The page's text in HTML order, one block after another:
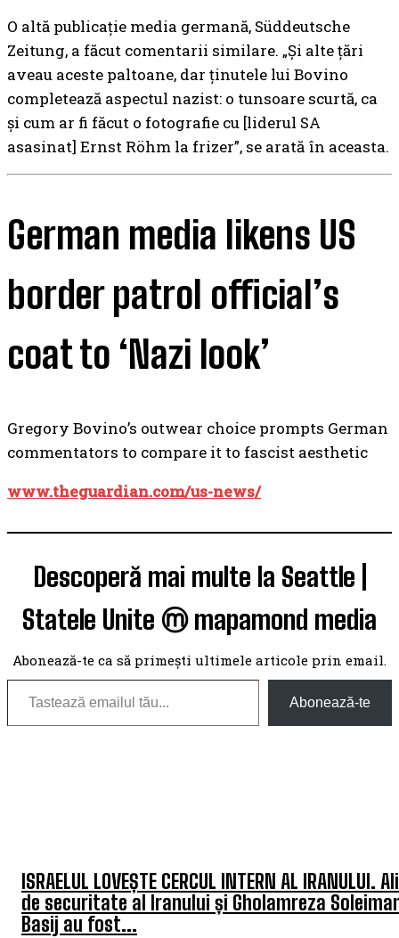
ISRAELUL LOVEȘTE CERCUL INTERN AL
de securitate al Iranului și Gholamreza
Basij au fost...
O altă publicație media germană, Süddeutsche
Zeitung, a făcut comentarii similare. „Și alte țări
aveau aceste paltoane, dar ținutele lui Bovino
completează aspectul nazist: o tunsoare scurtă, ca
și cum ar fi făcut o fotografie cu [liderul SA
asasinat] Ernst Röhm la frizer”, se arată în aceasta.
German media likens US
border patrol official’s
coat to ‘Nazi look’
Gregory Bovino’s outwear choice prompts German
commentators to compare it to fascist aesthetic
www.theguardian.com/us-news/
Descoperă mai multe la Seattle |
Statele Unite ⓜ mapamond media
Abonează-te ca să primești ultimele articole prin email.
Tastează emailul tău...
Abonează-te